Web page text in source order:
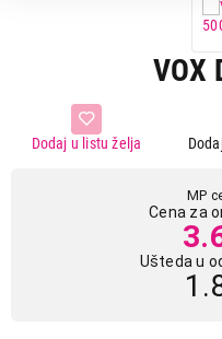
VOX
Dodaj u listu želja
MP
Cena za
Ušteda u